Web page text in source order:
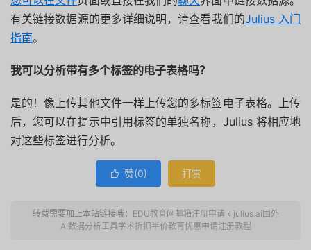
有关链接数据源的更多详细说明，请查看我们的Julius 入门
指南。
我可以分析带有多个标签的电子表格吗？
是的！像上传其他文件一样上传您的多标签电子表格。上传
后，您可以在提示中引用标签的单独名称，Julius 将相应地
对这些标签进行分析。
 赞(0) 打赏
转载需要加上本站链接哦： EDU教育网邮箱注册申请 » julius.ai国外
AI数据分析工具学术折扣半价教育优惠申请注册教程